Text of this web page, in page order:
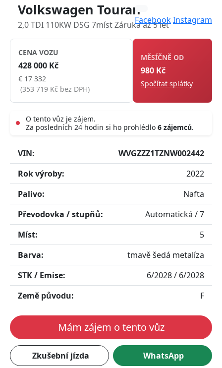
Volkswagen Touran
2,0 TDI 110KW DSG 7míst Záruka až 5 let
FacebookInstagram
CENA VOZU
428 000 Kč
€ 17 332
(353 719 Kč bez DPH)
MĚSÍČNĚ OD
980 Kč
Spočítat splátky
Live
O tento vůz je zájem.
Za posledních 24 hodin si ho prohlédlo 6 zájemců.
VIN:
WVGZZZ1TZNW002442
Rok výroby:
2022
Palivo:
Nafta
Převodovka / stupňů:
Automatická / 7
Míst:
5
Barva:
tmavě šedá metalíza
STK / Emise:
6/2028 / 6/2028
Země původu:
F
Mám zájem o tento vůz
Zkušební jízda WhatsApp